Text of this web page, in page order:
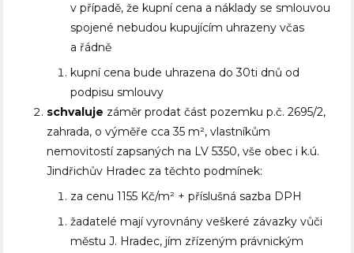
v případě, že kupní cena a náklady se smlouvou
spojené nebudou kupujícím uhrazeny včas
a řádně
kupní cena bude uhrazena do 30ti dnů od
podpisu smlouvy
schvaluje záměr prodat část pozemku p.č. 2695/2,
zahrada, o výměře cca 35 m², vlastníkům
nemovitostí zapsaných na LV 5350, vše obec i k.ú.
Jindřichův Hradec za těchto podmínek:
za cenu 1155 Kč/m² + příslušná sazba DPH
žadatelé mají vyrovnány veškeré závazky vůči
městu J. Hradec, jím zřízeným právnickým